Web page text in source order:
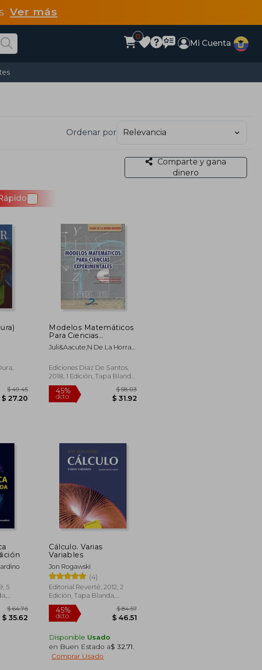
Ver más
0
Mi Cuenta
Ordenar por
Comparte y gana
dinero
$ 27.20
Rápido
Modelos Matemáticos
Para Ciencias
Experimentales: Con
la Solución Detallada
Juli&Aacute;N De La Horra
Ediciones Diaz De Santos,
2018, 1 Edición, Tapa Blanda,
Nuevo
5
Cálculo. Varias
Variables
Jon Rogawski
(4)
Editorial Reverté, 2012, 2
Edición, Tapa Blanda,
Nuevo
Disponible Usado
en Buen Estado a$ 32.71
Comprar Usado